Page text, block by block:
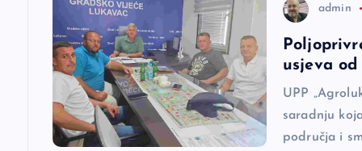
admin
usjeva
UPP
saradnju
područja i